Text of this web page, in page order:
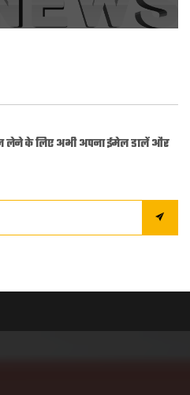
लेने के लिए अभी अपना ईमेल डालें और